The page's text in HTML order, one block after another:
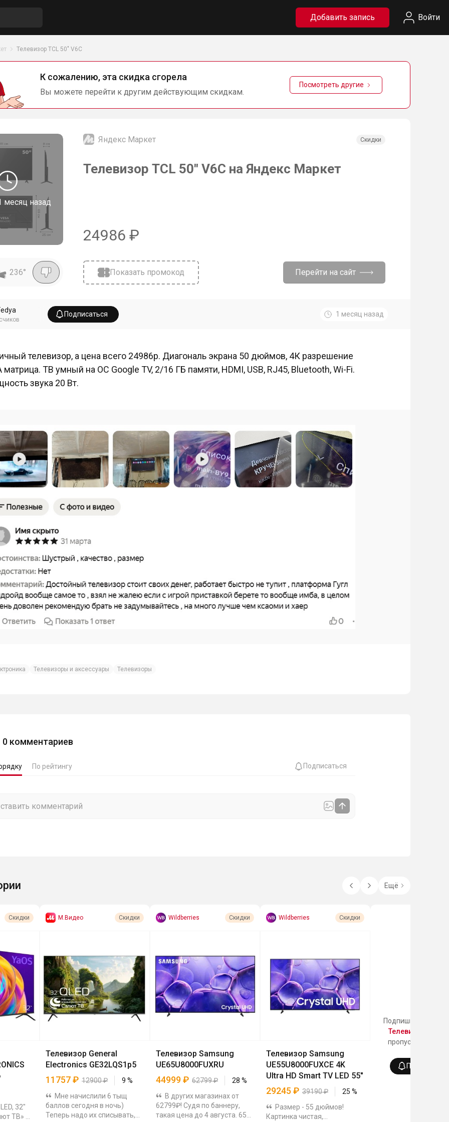
Добавить запись Войти
Телевизор TCL 50" V6C
К сожалению, эта скидка сгорела
Вы можете перейти к другим действующим скидкам.
Посмотреть другие
месяц назад
Яндекс Маркет Скидки
Телевизор TCL 50" V6C на Яндекс Маркет
24986 ₽
236° Показать промокод Перейти на сайт
Подписаться 1 месяц назад
телевизор, а цена всего 24986р. Диагональ экрана 50 дюймов, 4К разрешение
матрица. ТВ умный на ОС Google TV, 2/16 ГБ памяти, HDMI, USB, RJ45, Bluetooth, Wi-Fi.
звука 20 Вт.
Телевизоры и аксессуары Телевизоры
0 комментариев
По рейтингу Подписаться
Ещё
Скидки
32"
ТВ» от
М.Видео Скидки
Телевизор General
Electronics GE32LQS1p5
11757₽ 12900₽ 9 %
Мне начислили 6 тыщ
баллов сегодня в ночь)
Теперь надо их списывать,
Wildberries Скидки
Телевизор Samsung
UE65U8000FUXRU
44999₽ 62799₽ 28 %
В других магазинах от
62799₽! Судя по баннеру,
такая цена до 4 августа. 65
Wildberries Скидки
Телевизор Samsung
UE55U8000FUXCE 4K
Ultra HD Smart TV LED 55"
29245₽ 39190₽ 25 %
Размер - 55 дюймов!
Картинка чистая,
Подпишись на
Телевизоры
пропускать все